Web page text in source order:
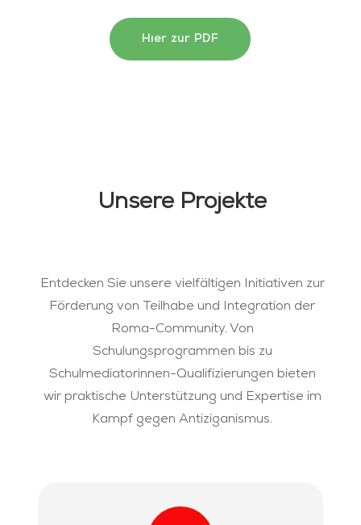
Hier zur PDF
Unsere Projekte
Entdecken Sie unsere vielfältigen Initiativen zur
Förderung von Teilhabe und Integration der
Roma-Community. Von
Schulungsprogrammen bis zu
Schulmediatorinnen-Qualifizierungen bieten
wir praktische Unterstützung und Expertise im
Kampf gegen Antiziganismus.